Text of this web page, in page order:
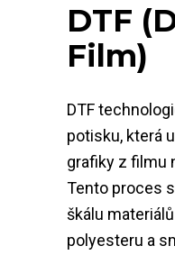
DTF
Film)
DTF
potisku, která
grafiky z filmu
Tento proces
škálu
polyesteru a